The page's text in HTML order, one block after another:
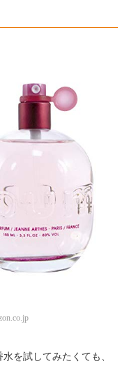
を試してみたくても、